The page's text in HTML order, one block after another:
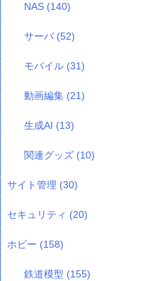
NAS (140)
サーバ (52)
モバイル (31)
動画編集 (21)
生成AI (13)
関連グッズ (10)
サイト管理 (30)
セキュリティ (20)
ホビー (158)
鉄道模型 (155)